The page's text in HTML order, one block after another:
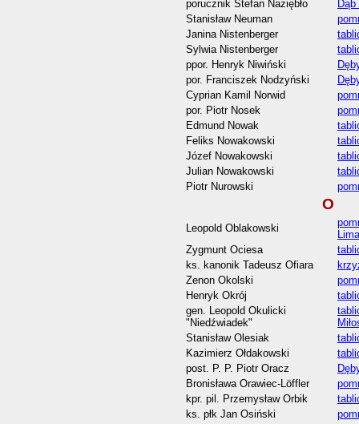
porucznik Stefan Naziębło
Stanisław Neuman
Janina Nistenberger
Sylwia Nistenberger
ppor. Henryk Niwiński
por. Franciszek Nodzyński
Cyprian Kamil Norwid
por. Piotr Nosek
Edmund Nowak
Feliks Nowakowski
Józef Nowakowski
Julian Nowakowski
Piotr Nurowski
O
Leopold Oblakowski
Zygmunt Ociesa
ks. kanonik Tadeusz Ofiara
Zenon Okolski
Henryk Okrój
gen. Leopold Okulicki
"Niedźwiadek"
Stanisław Olesiak
Kazimierz Ołdakowski
post. P. P. Piotr Oracz
Bronisława Orawiec-Löffler
kpr. pil. Przemysław Orbik
ks. płk Jan Osiński